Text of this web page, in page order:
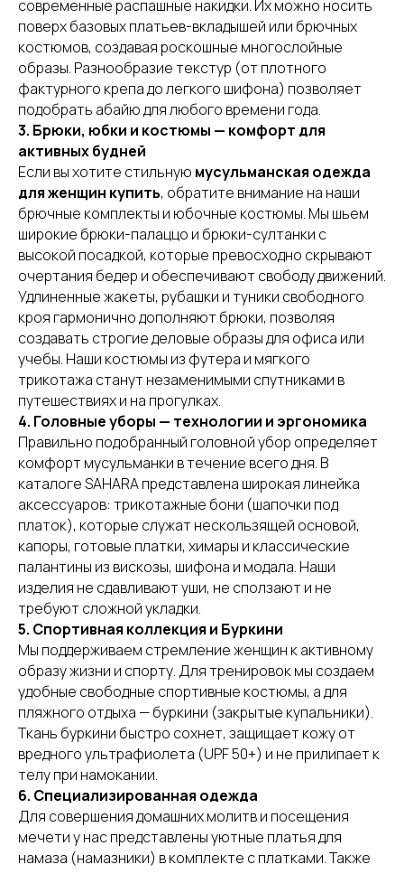
современные распашные накидки. Их можно носить
поверх базовых платьев-вкладышей или брючных
костюмов, создавая роскошные многослойные
образы. Разнообразие текстур (от плотного
фактурного крепа до легкого шифона) позволяет
подобрать абайю для любого времени года.
3. Брюки, юбки и костюмы — комфорт для
активных будней
Если вы хотите стильную мусульманская одежда
для женщин купить, обратите внимание на наши
брючные комплекты и юбочные костюмы. Мы шьем
широкие брюки-палаццо и брюки-султанки с
высокой посадкой, которые превосходно скрывают
очертания бедер и обеспечивают свободу движений.
Удлиненные жакеты, рубашки и туники свободного
кроя гармонично дополняют брюки, позволяя
создавать строгие деловые образы для офиса или
учебы. Наши костюмы из футера и мягкого
трикотажа станут незаменимыми спутниками в
путешествиях и на прогулках.
4. Головные уборы — технологии и эргономика
Правильно подобранный головной убор определяет
комфорт мусульманки в течение всего дня. В
каталоге SAHARA представлена широкая линейка
аксессуаров: трикотажные бони (шапочки под
платок), которые служат нескользящей основой,
капоры, готовые платки, химары и классические
палантины из вискозы, шифона и модала. Наши
изделия не сдавливают уши, не сползают и не
требуют сложной укладки.
5. Спортивная коллекция и Буркини
Мы поддерживаем стремление женщин к активному
образу жизни и спорту. Для тренировок мы создаем
удобные свободные спортивные костюмы, а для
пляжного отдыха — буркини (закрытые купальники).
Ткань буркини быстро сохнет, защищает кожу от
вредного ультрафиолета (UPF 50+) и не прилипает к
телу при намокании.
6. Специализированная одежда
Для совершения домашних молитв и посещения
мечети у нас представлены уютные платья для
намаза (намазники) в комплекте с платками. Также